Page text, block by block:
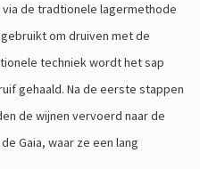
de tradtionele lagermethode
om druiven met de
techniek wordt het sap
gehaald. Na de eerste stappen
de wijnen vervoerd naar de
Gaia, waar ze een lang